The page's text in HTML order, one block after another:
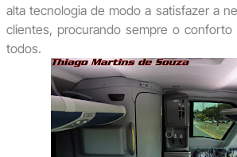
alta tecnologia de modo a satisfazer a
clientes, procurando sempre o conforto
todos.